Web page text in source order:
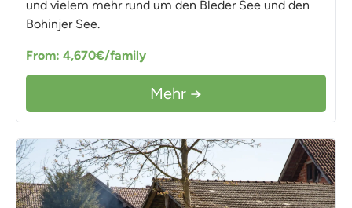
und vielem mehr rund um den Bleder See und den
Bohinjer See.
From: 4,670€/family
Mehr →